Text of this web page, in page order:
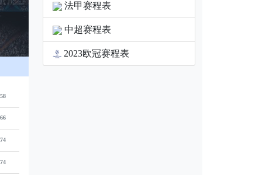
58
66
74
74
法甲赛程表
中超赛程表
2023欧冠赛程表